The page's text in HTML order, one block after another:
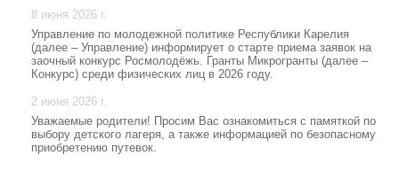
8 июня 2026 г.
Управление по молодежной политике Республики Карелия
(далее – Управление) информирует о старте приема заявок на
заочный конкурс Росмолодёжь. Гранты Микрогранты (далее –
Конкурс) среди физических лиц в 2026 году.
2 июня 2026 г.
Уважаемые родители! Просим Вас ознакомиться с памяткой по
выбору детского лагеря, а также информацией по безопасному
приобретению путевок.